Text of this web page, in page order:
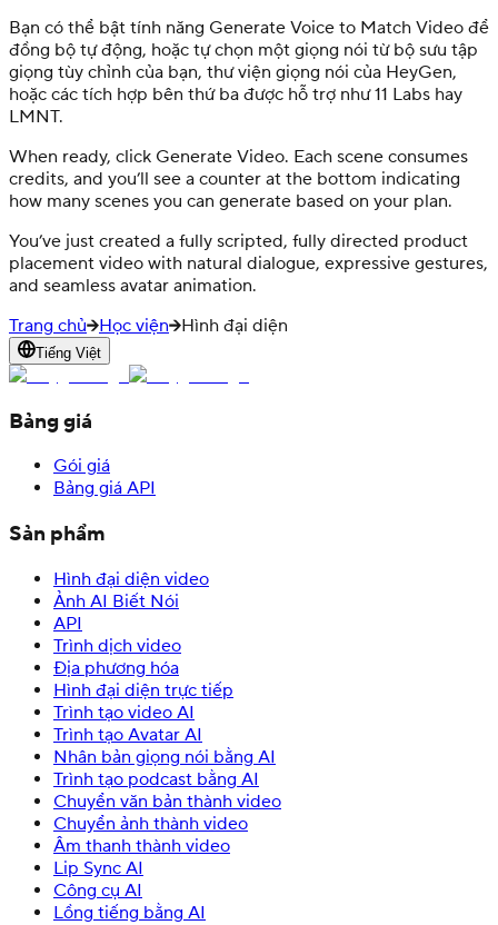
Bạn có thể bật tính năng Generate Voice to Match Video để
đồng bộ tự động, hoặc tự chọn một giọng nói từ bộ sưu tập
giọng tùy chỉnh của bạn, thư viện giọng nói của HeyGen,
hoặc các tích hợp bên thứ ba được hỗ trợ như 11 Labs hay
LMNT.
When ready, click Generate Video. Each scene consumes
credits, and you’ll see a counter at the bottom indicating
how many scenes you can generate based on your plan.
You’ve just created a fully scripted, fully directed product
placement video with natural dialogue, expressive gestures,
and seamless avatar animation.
Trang chủ
Học viện Hình đại diện
Tiếng Việt
Bảng giá
Gói giá
Bảng giá API
Sản phẩm
Hình đại diện video
Ảnh AI Biết Nói
API
Trình dịch video
Địa phương hóa
Hình đại diện trực tiếp
Trình tạo video AI
Trình tạo Avatar AI
Nhân bản giọng nói bằng AI
Trình tạo podcast bằng AI
Chuyển văn bản thành video
Chuyển ảnh thành video
Âm thanh thành video
Lip Sync AI
Công cụ AI
Lồng tiếng bằng AI